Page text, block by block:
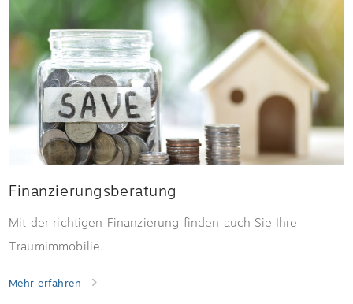
Finanzierungsberatung
Mit der richtigen Finanzierung finden auch Sie Ihre
Traumimmobilie.
Mehr erfahren